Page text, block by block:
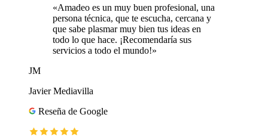
«Amadeo es un muy buen profesional, una
persona técnica, que te escucha, cercana y
que sabe plasmar muy bien tus ideas en
todo lo que hace. ¡Recomendaría sus
servicios a todo el mundo!»
JM
Javier Mediavilla
Reseña de Google